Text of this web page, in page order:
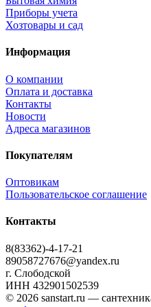
Приборы учета
Хозтовары и сад
Информация
О компании
Оплата и доставка
Контакты
Новости
Адреса магазинов
Покупателям
Оптовикам
Пользовательское соглашение
Контакты
8(83362)-4-17-21
89058727676@yandex.ru
г. Слободской
ИНН 432901502539
© 2026 sanstart.ru —